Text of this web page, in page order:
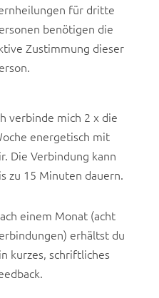
für dritte
benötigen die
Zustimmung dieser
verbinde mich 2 x die
energetisch mit
Die Verbindung kann
zu 15 Minuten dauern.
einem Monat (acht
erhältst du
kurzes, schriftliches